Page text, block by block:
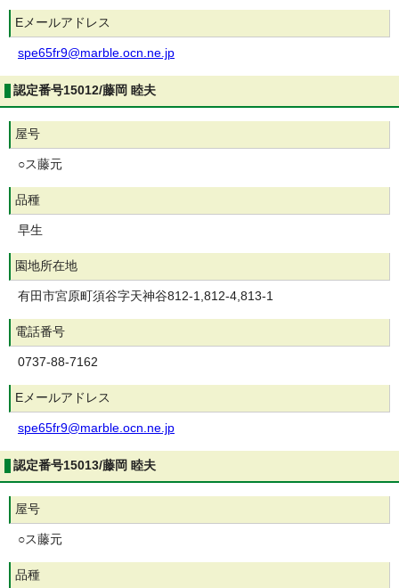
Eメールアドレス
spe65fr9@marble.ocn.ne.jp
認定番号15012/藤岡 睦夫
屋号
○ス藤元
品種
早生
園地所在地
有田市宮原町須谷字天神谷812-1,812-4,813-1
電話番号
0737-88-7162
Eメールアドレス
spe65fr9@marble.ocn.ne.jp
認定番号15013/藤岡 睦夫
屋号
○ス藤元
品種